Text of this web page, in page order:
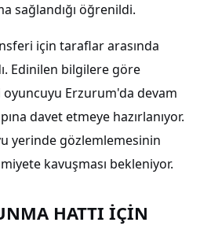
sağlandığı öğrenildi.
için taraflar arasında
Edinilen bilgilere göre
oyuncuyu Erzurum'da devam
davet etmeye hazırlanıyor.
yerinde gözlemlemesinin
kavuşması bekleniyor.
HATTI İÇİN